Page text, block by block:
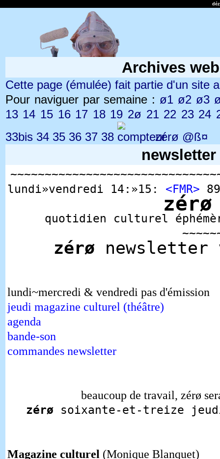
Archives
Cette page (émulée) fait partie d'un site
Pour naviguer par semaine : ø1 ø2 ø3
13 14 15 16 17 18 19 2ø 21 22 23 24
33bis 34 35 36 37 38 zérø @ß¤
newsletter
lundi»vendredi 14:»15: <FMR>
zérø
quotidien culturel
zérønewsletter
lundi~mercredi & vendredi pas d'émission
jeudi magazine culturel (théâtre)
agenda
bande-son
commandes newsletter
beaucoup de travail, zérø
zérøsoixante-et-treize
Magazine culturel (Monique Blanquet)